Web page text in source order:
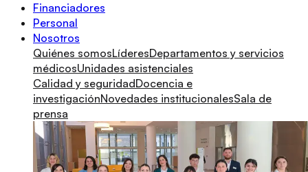
Financiadores
Personal
Nosotros
Quiénes somosLíderesDepartamentos y servicios
médicosUnidades asistenciales
Calidad y seguridadDocencia e
investigaciónNovedades institucionalesSala de
prensa